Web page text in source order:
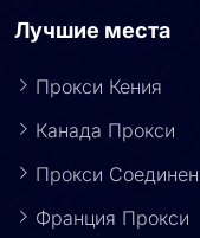
Лучшие места
Прокси Кения
Канада Прокси
Прокси